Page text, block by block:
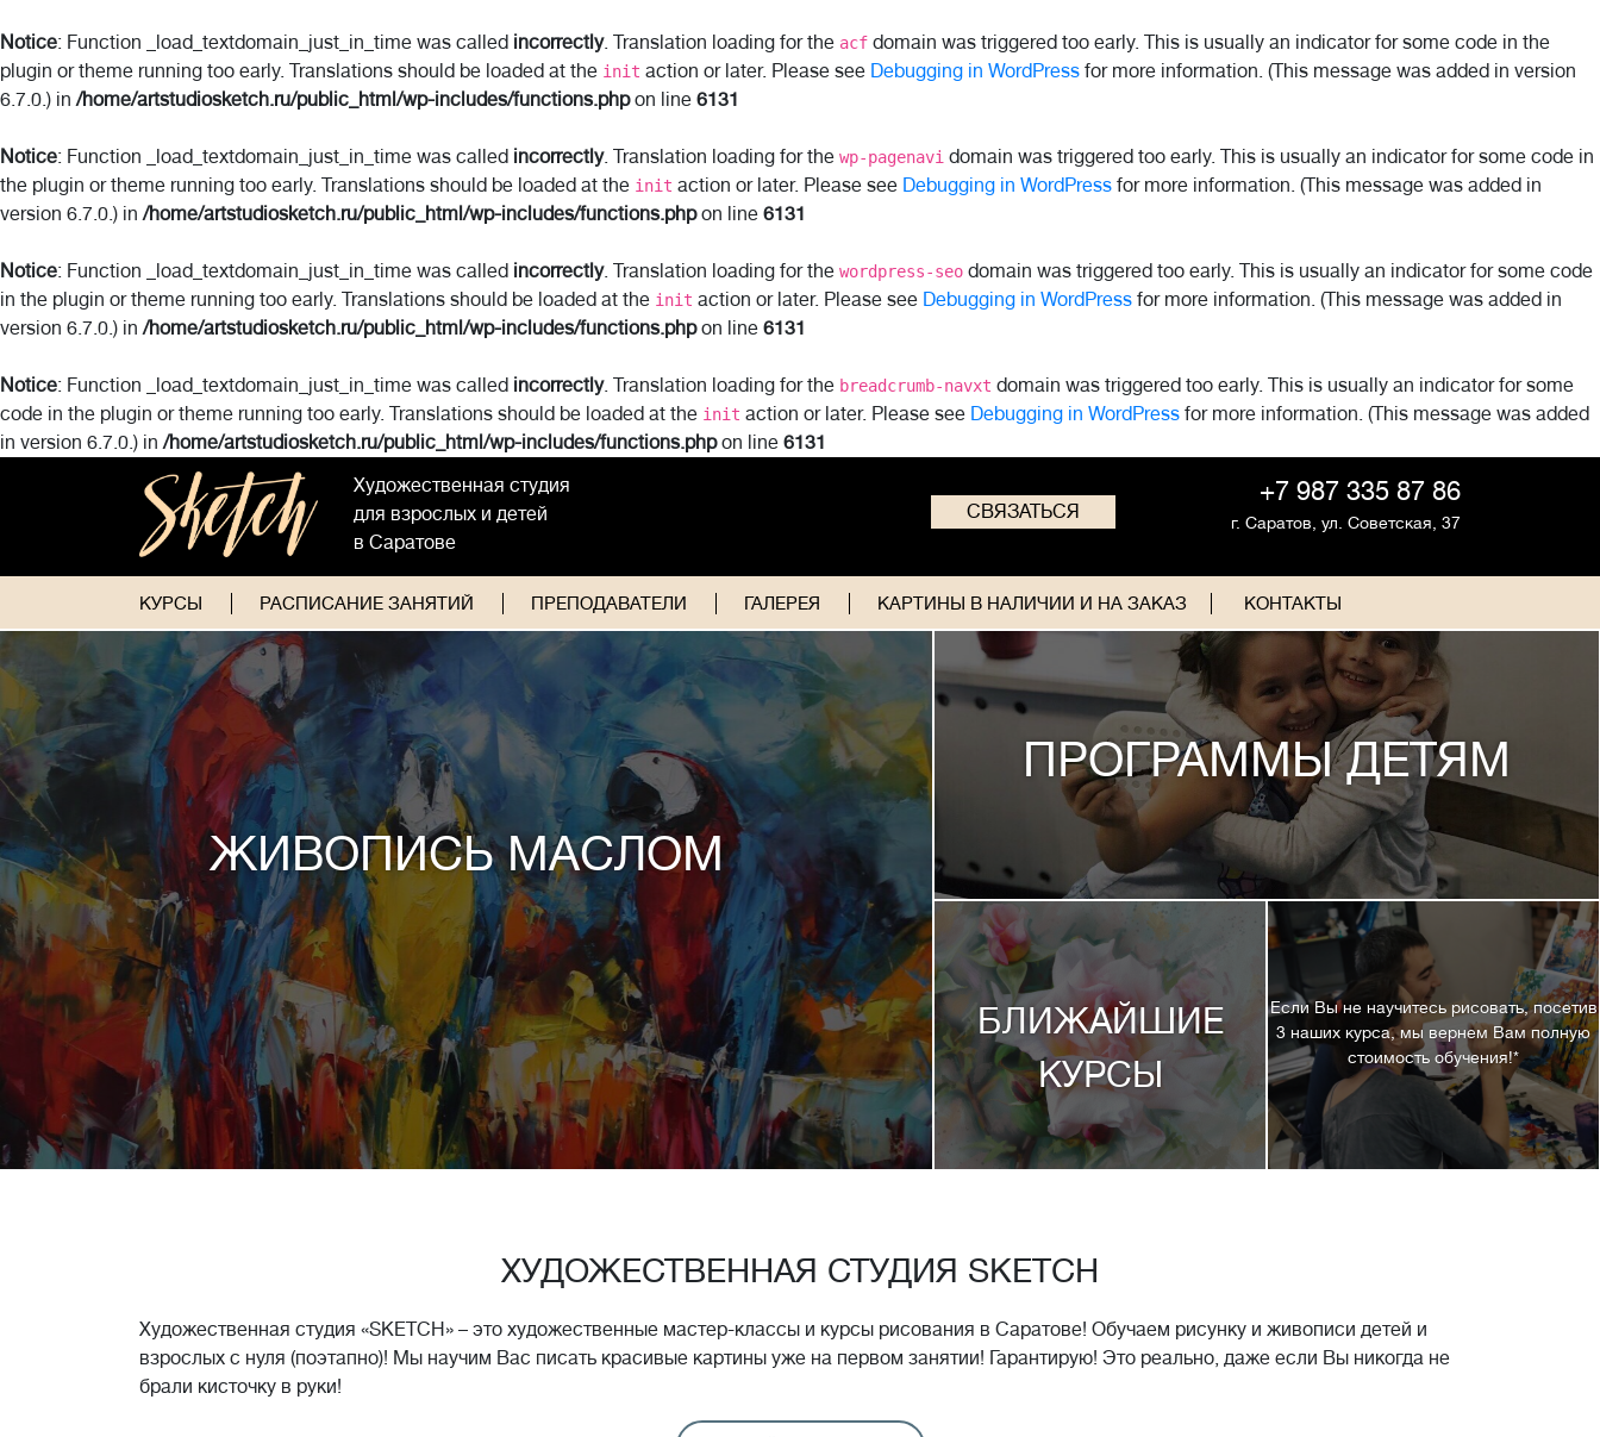
Notice: Function _load_textdomain_just_in_time was called incorrectly. Translation loading for the acf domain was triggered too early. This is usually an indicator for some code in the
plugin or theme running too early. Translations should be loaded at the init action or later. Please see Debugging in WordPress for more information. (This message was added in version
6.7.0.) in/home/artstudiosketch.ru/public_html/wp-includes/functions.phpon line 6131
Notice: Function _load_textdomain_just_in_time was called incorrectly. Translation loading for the wp-pagenavi domain was triggered too early. This is usually an indicator for some code in
the plugin or theme running too early. Translations should be loaded at the init action or later. Please see Debugging in WordPress for more information. (This message was added in
version 6.7.0.) in/home/artstudiosketch.ru/public_html/wp-includes/functions.phpon line 6131
Notice: Function _load_textdomain_just_in_time was called incorrectly. Translation loading for the wordpress-seo domain was triggered too early. This is usually an indicator for some code
in the plugin or theme running too early. Translations should be loaded at the init action or later. Please see Debugging in WordPress for more information. (This message was added in
version 6.7.0.) in/home/artstudiosketch.ru/public_html/wp-includes/functions.phpon line 6131
Notice: Function _load_textdomain_just_in_time was called incorrectly. Translation loading for the breadcrumb-navxt domain was triggered too early. This is usually an indicator for some
code in the plugin or theme running too early. Translations should be loaded at the init action or later. Please see Debugging in WordPress for more information. (This message was added
in version 6.7.0.) in/home/artstudiosketch.ru/public_html/wp-includes/functions.phpon line 6131
Художественная студия
для взрослых и детей
в Саратове
СВЯЗАТЬСЯ
+7 987 335 87 86
г. Саратов, ул. Советская, 37
КУРСЫ РАСПИСАНИЕ ЗАНЯТИЙ ПРЕПОДАВАТЕЛИ ГАЛЕРЕЯ КАРТИНЫ В НАЛИЧИИ И НА ЗАКАЗ КОНТАКТЫ
ЖИВОПИСЬ МАСЛОМ
ПРОГРАММЫ ДЕТЯМ
БЛИЖАЙШИЕ
КУРСЫ
Если Вы не научитесь рисовать, посетив
3 наших курса, мы вернем Вам полную
стоимость обучения!*
ХУДОЖЕСТВЕННАЯ СТУДИЯ SKETCH
Художественная студия «SKETCH» – это художественные мастер-классы и курсы рисования в Саратове! Обучаем рисунку и живописи детей и
взрослых с нуля (поэтапно)! Мы научим Вас писать красивые картины уже на первом занятии! Гарантирую! Это реально, даже если Вы никогда не
брали кисточку в руки!